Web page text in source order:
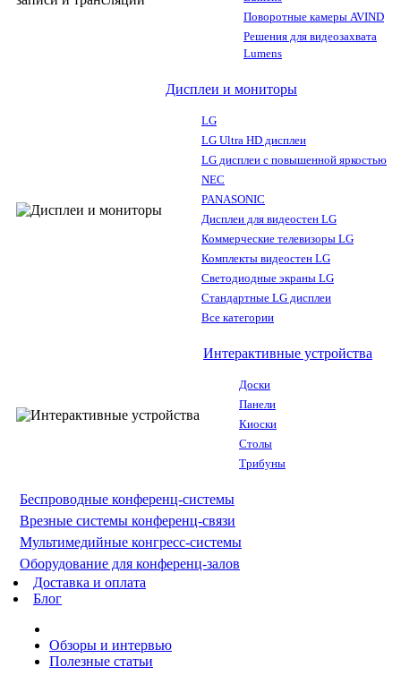
Поворотные камеры AVIND
Решения для видеозахвата
Lumens
Дисплеи и мониторы
LG
LG Ultra HD дисплеи
LG дисплеи с повышенной яркостью
NEC
PANASONIC
Дисплеи для видеостен LG
Коммерческие телевизоры LG
Комплекты видеостен LG
Светодиодные экраны LG
Стандартные LG дисплеи
Все категории
Интерактивные устройства
Доски
Панели
Киоски
Столы
Трибуны
Беспроводные конференц-системы
Врезные системы конференц-связи
Мультимедийные конгресс-системы
Оборудование для конференц-залов
Доставка и оплата
Блог
Обзоры и интервью
Полезные статьи